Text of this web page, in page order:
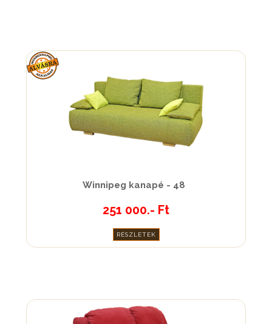
Winnipeg kanapé - 48
251 000.- Ft
RÉSZLETEK